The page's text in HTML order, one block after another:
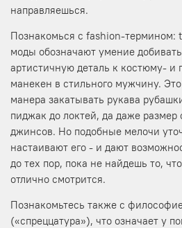
направляешься.
Познакомься с fashion-термином:
моды обозначают умение
артистичную деталь к костюму- и
манекен в стильного мужчину.
манера закатывать рукава
пиджак до локтей, да даже размер
джинсов. Но подобные мелочи
настаивают его - и дают
до тех пор, пока не найдешь то,
отлично смотрится.
Познакомьтесь также с
(«спреццатура»), что означает у